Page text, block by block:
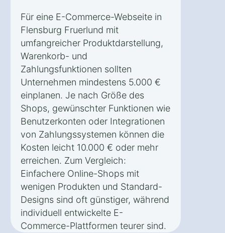
Für eine E-Commerce-Webseite in
Flensburg Fruerlund mit
umfangreicher Produktdarstellung,
Warenkorb- und
Zahlungsfunktionen sollten
Unternehmen mindestens 5.000 €
einplanen. Je nach Größe des
Shops, gewünschter Funktionen wie
Benutzerkonten oder Integrationen
von Zahlungssystemen können die
Kosten leicht 10.000 € oder mehr
erreichen. Zum Vergleich:
Einfachere Online-Shops mit
wenigen Produkten und Standard-
Designs sind oft günstiger, während
individuell entwickelte E-
Commerce-Plattformen teurer sind.